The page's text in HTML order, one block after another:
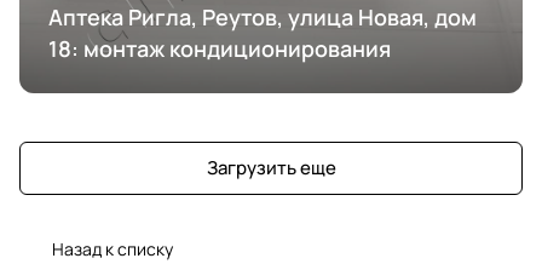
Аптека Ригла, Реутов, улица Новая, дом
18: монтаж кондиционирования
Загрузить еще
Назад к списку